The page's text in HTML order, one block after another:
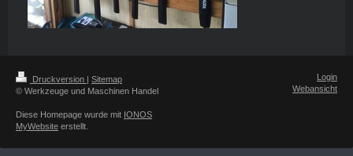
Druckversion
Sitemap
© Werkzeuge und Maschinen Handel
Diese Homepage wurde mit IONOS
MyWebsite erstellt.
Login
Webansicht